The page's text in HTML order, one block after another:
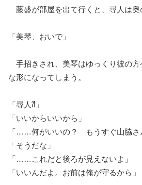
藤盛が部屋を出て行くと、尋人は奥
「美琴、おいで」
手招きされ、美琴はゆっくり彼の方
な形になってしまう。
「尋人⁈」
「いいからいいから」
「……何がいいの？ もうすぐ山脇
「そうだな」
「……これだと後ろが見えないよ」
「いいんだよ。お前は俺が守るから」